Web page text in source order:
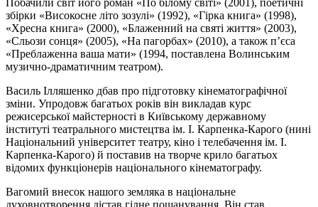
збірки «Високосне літо зозулі» (1992), «Гірка книга» (1998),
«Хресна книга» (2000), «Блаженний на святі життя» (2003),
«Сльози сонця» (2005), «На пагорбах» (2010), а також п’єса
«Преблаженна ваша мати» (1994, поставлена Волинським
музично-драматичним театром).
Василь Ілляшенко дбав про підготовку кінематографічної
зміни. Упродовж багатьох років він викладав курс
режисерської майстерності в Київському державному
інституті театрального мистецтва ім. І. Карпенка-Карого (нині
Національний університет театру, кіно і телебачення ім. І.
Карпенка-Карого) й поставив на творче крило багатьох
відомих функціонерів національного кінематографу.
Вагомий внесок нашого земляка в національне
духовнотворення дістав гідне пошанування. Він став